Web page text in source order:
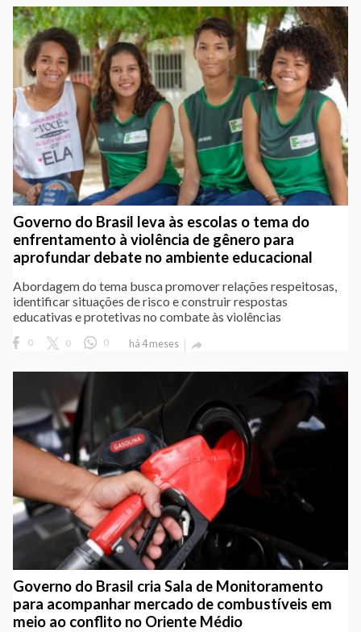
Governo do Brasil leva às escolas o tema do
enfrentamento à violência de gênero para
aprofundar debate no ambiente educacional
Abordagem do tema busca promover relações respeitosas,
identificar situações de risco e construir respostas
educativas e protetivas no combate às violências
0 0 0 há 4 meses 
Governo do Brasil cria Sala de Monitoramento
para acompanhar mercado de combustíveis em
meio ao conflito no Oriente Médio